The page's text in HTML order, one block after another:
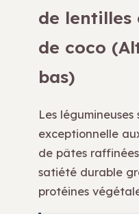
de
de coco
bas)
Les
exceptionnelle
de pâtes
satiété durable
protéines